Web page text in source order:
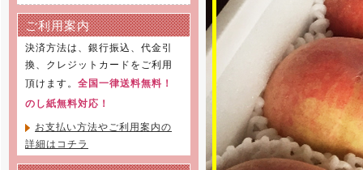
ご利用案内
決済方法は、銀行振込、代金引
換、クレジットカードをご利用
頂けます。 全国一律送料無料！
のし紙無料対応！
お支払い方法やご利用案内の
詳細はコチラ